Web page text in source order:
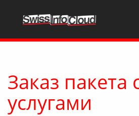
Заказ пакета
услугами